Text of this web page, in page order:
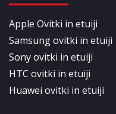
Apple Ovitki in etuiji
Samsung ovitki in etuiji
Sony ovitki in etuiji
HTC ovitki in etuiji
Huawei ovitki in etuiji